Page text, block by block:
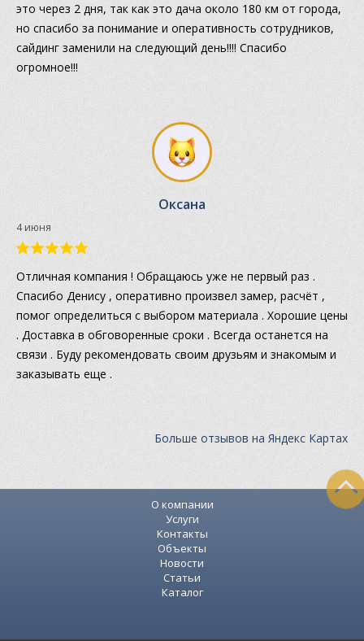
это через 2 дня, так как это дача около 180 км от города,
но спасибо за понимание и оперативность сотрудников,
сайдинг заменили на следующий день!!!! Спасибо
огромное!!!
Оксана
4 июня
Отличная компания ! Обращаюсь уже не первый раз .
Спасибо Денису , оперативно произвел замер, расчёт ,
помог определиться с выбором материала . Хорошие цены
. Доставка в обговоренные сроки . Всегда останется на
связи . Буду рекомендовать своим друзьям и знакомым и
заказывать еще .
Больше отзывов на Яндекс Картах
О компании
Услуги
Контакты
Объекты
Новости
Статьи
Каталог